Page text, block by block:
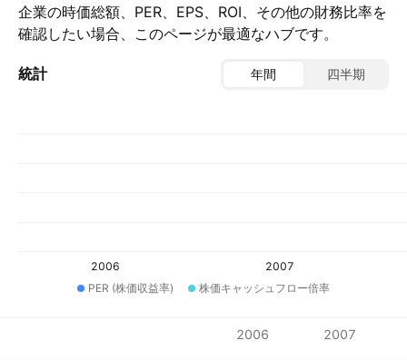
企業の時価総額、PER、EPS、ROI、その他の財務比率を
確認したい場合、このページが最適なハブです。
統計 年間 四半期
2006
2007
PER (株価収益率)
株価キャッシュフロー倍率
2006 2007